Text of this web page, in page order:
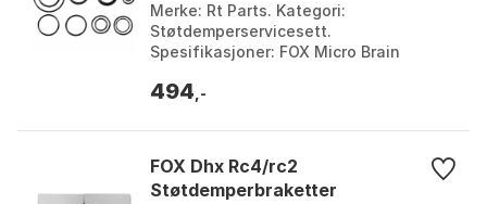
Merke: Rt Parts. Kategori:
Støtdemperservicesett.
Spesifikasjoner: FOX Micro Brain
Farge: Black. Størrelse: One Size.
494 ,-
FOX Dhx Rc4/rc2
Støtdemperbraketter